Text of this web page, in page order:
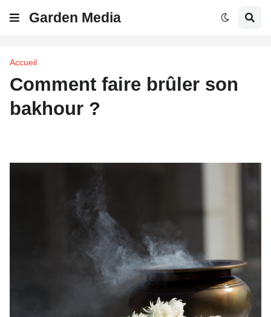
Garden Media
Accueil
Comment faire brûler son
bakhour ?